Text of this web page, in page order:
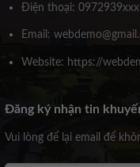
Điện thoại: 0972939xxx
Email:
Website: https://
Đăng ký nhận tin
Vui lòng để lại email để